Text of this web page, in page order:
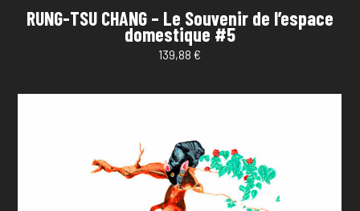
RUNG-TSU CHANG – Le Souvenir de l’espace
domestique #5
139,88 €